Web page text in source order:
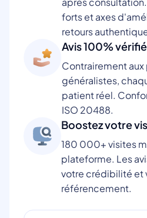
forts et axes
retours
Avis 100%
Contrairement
généralistes,
patient réel.
ISO 20488.
Boostez votre
180 000+ visites
plateforme. Les
votre crédibilité et
référencement.